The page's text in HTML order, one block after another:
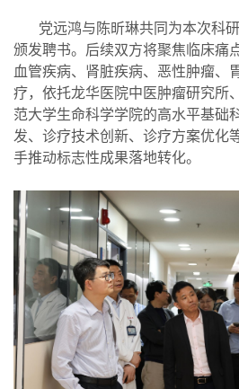
党远鸿与陈昕琳共同为本次科
颁发聘书。后续双方将聚焦临床痛
血管疾病、肾脏疾病、恶性肿瘤、
疗，依托龙华医院中医肿瘤研究所
范大学生命科学学院的高水平基础
发、诊疗技术创新、诊疗方案优化
手推动标志性成果落地转化。